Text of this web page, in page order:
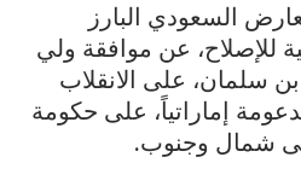
السعودي البارز
للإصلاح، عن موافقة ولي
سلمان، على الانقلاب
إماراتياً، على حكومة
شمال وجنوب.